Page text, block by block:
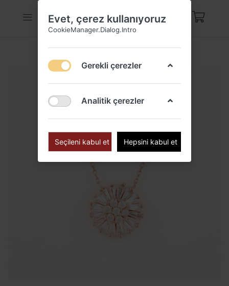
Evet, çerez kullanıyoruz
CookieManager.Dialog.Intro
Gerekli çerezler
Analitik çerezler
Seçileni kabul et Hepsini kabul et